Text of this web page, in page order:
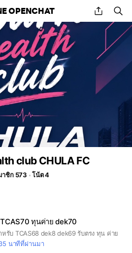
OPENCHAT share
club CHULA FC
าชิก 573 โน้ต 4
ทุนค่าย dek70
หรับ TCAS68 dek8 dek69 รับตรง ทุน ค่าย
นาทีที่ผ่านมา